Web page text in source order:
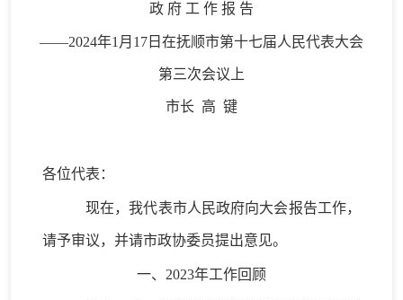
政 府 工 作 报 告
——2024年1月17日在抚顺市第十七届人民代表大会
第三次会议上
市长 高 键
各位代表：
现在，我代表市人民政府向大会报告工作，
请予审议，并请市政协委员提出意见。
一、 2023年工作回顾